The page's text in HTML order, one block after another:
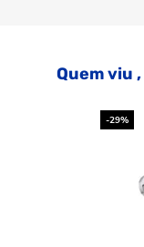
Quem viu ,
-29%